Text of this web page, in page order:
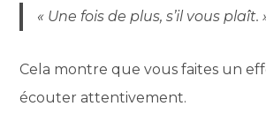
« Une fois de plus, s’il vous plaît.
Cela montre que vous faites un
écouter attentivement.